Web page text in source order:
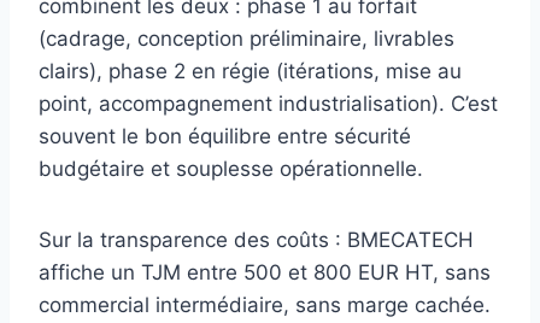
combinent les deux : phase 1 au forfait
(cadrage, conception préliminaire, livrables
clairs), phase 2 en régie (itérations, mise au
point, accompagnement industrialisation). C’est
souvent le bon équilibre entre sécurité
budgétaire et souplesse opérationnelle.
Sur la transparence des coûts : BMECATECH
affiche un TJM entre 500 et 800 EUR HT, sans
commercial intermédiaire, sans marge cachée.